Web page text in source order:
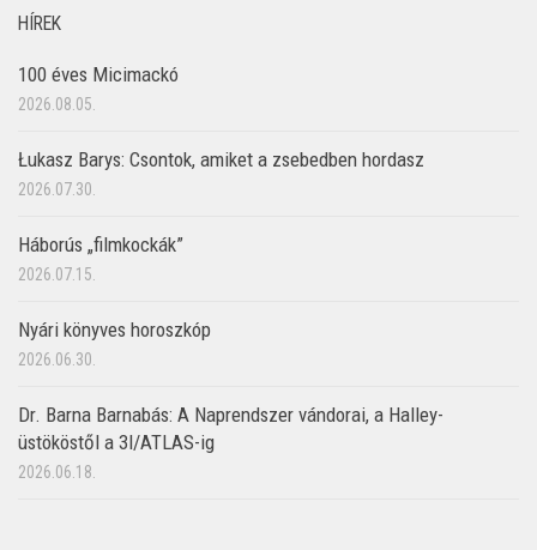
HÍREK
100 éves Micimackó
2026.08.05.
Łukasz Barys: Csontok, amiket a zsebedben hordasz
2026.07.30.
Háborús „filmkockák”
2026.07.15.
Nyári könyves horoszkóp
2026.06.30.
Dr. Barna Barnabás: A Naprendszer vándorai, a Halley-
üstököstől a 3I/ATLAS-ig
2026.06.18.